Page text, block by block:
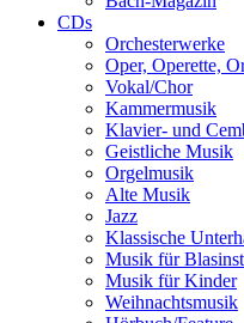
CDs
Orchesterwerke
Oper, Operette,
Vokal/Chor
Kammermusik
Klavier- und
Geistliche Musik
Orgelmusik
Alte Musik
Jazz
Klassische
Musik für
Musik für Kinder
Weihnachtsmusik